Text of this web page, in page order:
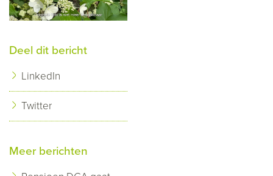
Deel dit bericht
LinkedIn
Twitter
Meer berichten